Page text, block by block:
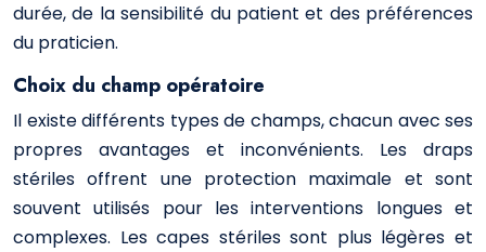
durée, de la sensibilité du patient et des préférences
du praticien.
Choix du champ opératoire
Il existe différents types de champs, chacun avec ses
propres avantages et inconvénients. Les draps
stériles offrent une protection maximale et sont
souvent utilisés pour les interventions longues et
complexes. Les capes stériles sont plus légères et